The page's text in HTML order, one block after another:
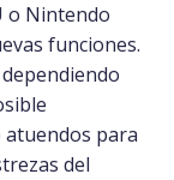
o Nintendo
funciones.
atuendos para
del